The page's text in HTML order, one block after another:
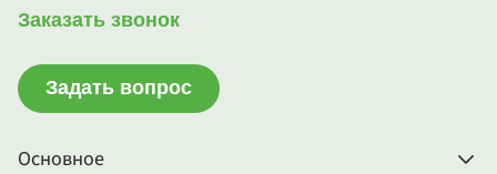
Основное
Заказать звонок
Задать вопрос